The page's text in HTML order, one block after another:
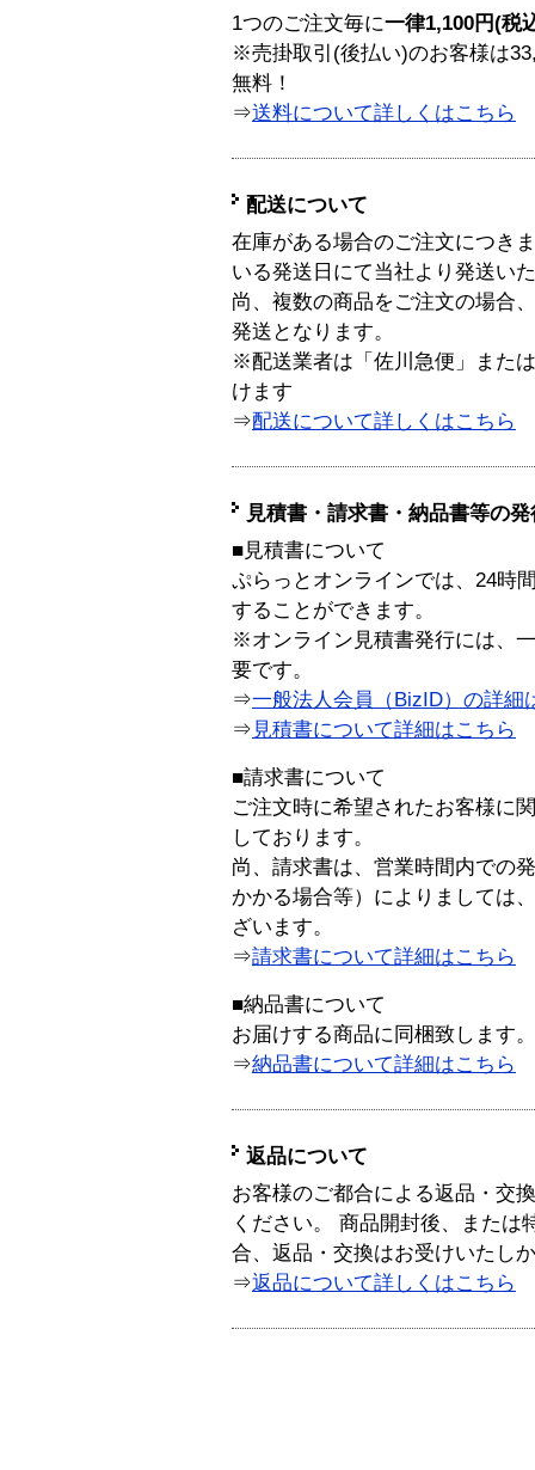
1つのご注文毎に一律1,100円(税
※売掛取引(後払い)のお客様は
無料！
⇒送料について詳しくはこちら
配送について
在庫がある場合のご注文につき
いる発送日にて当社より発送い
尚、複数の商品をご注文の場合
発送となります。
※配送業者は「佐川急便」また
けます
⇒配送について詳しくはこちら
見積書・請求書・納品書等の
■見積書について
ぷらっとオンラインでは、24時
することができます。
※オンライン見積書発行には、
要です。
⇒一般法人会員（BizID）の詳細
⇒ 見積書について詳細はこちら
■請求書について
ご注文時に希望されたお客様に
しております。
尚、請求書は、営業時間内での
かかる場合等）によりましては
ざいます。
⇒請求書について詳細はこちら
■納品書について
お届けする商品に同梱致します。
⇒納品書について詳細はこちら
返品について
お客様のご都合による返品・交
ください。 商品開封後、または
合、返品・交換はお受けいたし
⇒返品について詳しくはこちら